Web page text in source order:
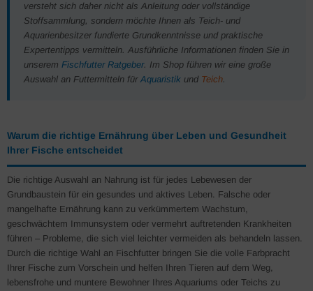
versteht sich daher nicht als Anleitung oder vollständige
Stoffsammlung, sondern möchte Ihnen als Teich- und
Aquarienbesitzer fundierte Grundkenntnisse und praktische
Expertentipps vermitteln. Ausführliche Informationen finden Sie in
unserem Fischfutter Ratgeber. Im Shop führen wir eine große
Auswahl an Futtermitteln fürAquaristik und Teich.
Warum die richtige Ernährung über Leben und Gesundheit
Ihrer Fische entscheidet
Die richtige Auswahl an Nahrung ist für jedes Lebewesen der
Grundbaustein für ein gesundes und aktives Leben. Falsche oder
mangelhafte Ernährung kann zu verkümmertem Wachstum,
geschwächtem Immunsystem oder vermehrt auftretenden Krankheiten
führen – Probleme, die sich viel leichter vermeiden als behandeln lassen.
Durch die richtige Wahl an Fischfutter bringen Sie die volle Farbpracht
Ihrer Fische zum Vorschein und helfen Ihren Tieren auf dem Weg,
lebensfrohe und muntere Bewohner Ihres Aquariums oder Teichs zu